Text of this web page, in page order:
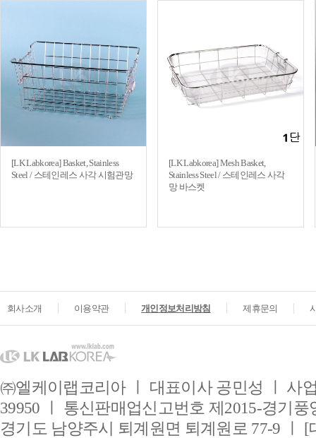
[LK Labkorea] Basket, Stainless
Steel / 스테인레스 사각 시험관망
[LK Labkorea] Mesh Basket,
Stainless Steel / 스테인레스 사각
망 바스켓
회사소개 이용약관 개인정보처리방침 제휴문의
㈜엘케이랩코리아 ㅣ 대표이사 공민성 ㅣ 사
39950 ㅣ 통신판매업신고번호 제2015-경기풍
경기도 남양주시 퇴계원면 퇴계원로 77-9 ㅣ [